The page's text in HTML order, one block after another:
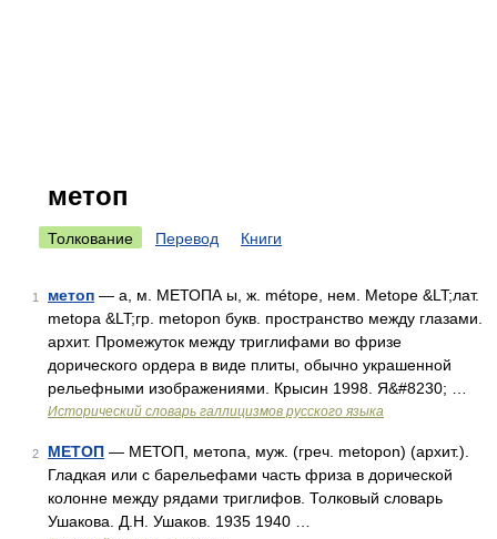
метоп
Толкование Перевод Книги
1 метоп — а, м. МЕТОПА ы, ж. métope, нем. Metope &LT;лат.
metopa &LT;гр. metopon букв. пространство между глазами.
архит. Промежуток между триглифами во фризе
дорического ордера в виде плиты, обычно украшенной
рельефными изображениями. Крысин 1998. Я&#8230; …
Исторический словарь галлицизмов русского языка
2 МЕТОП — МЕТОП, метопа, муж. (греч. metopon) (архит.).
Гладкая или с барельефами часть фриза в дорической
колонне между рядами триглифов. Толковый словарь
Ушакова. Д.Н. Ушаков. 1935 1940 …